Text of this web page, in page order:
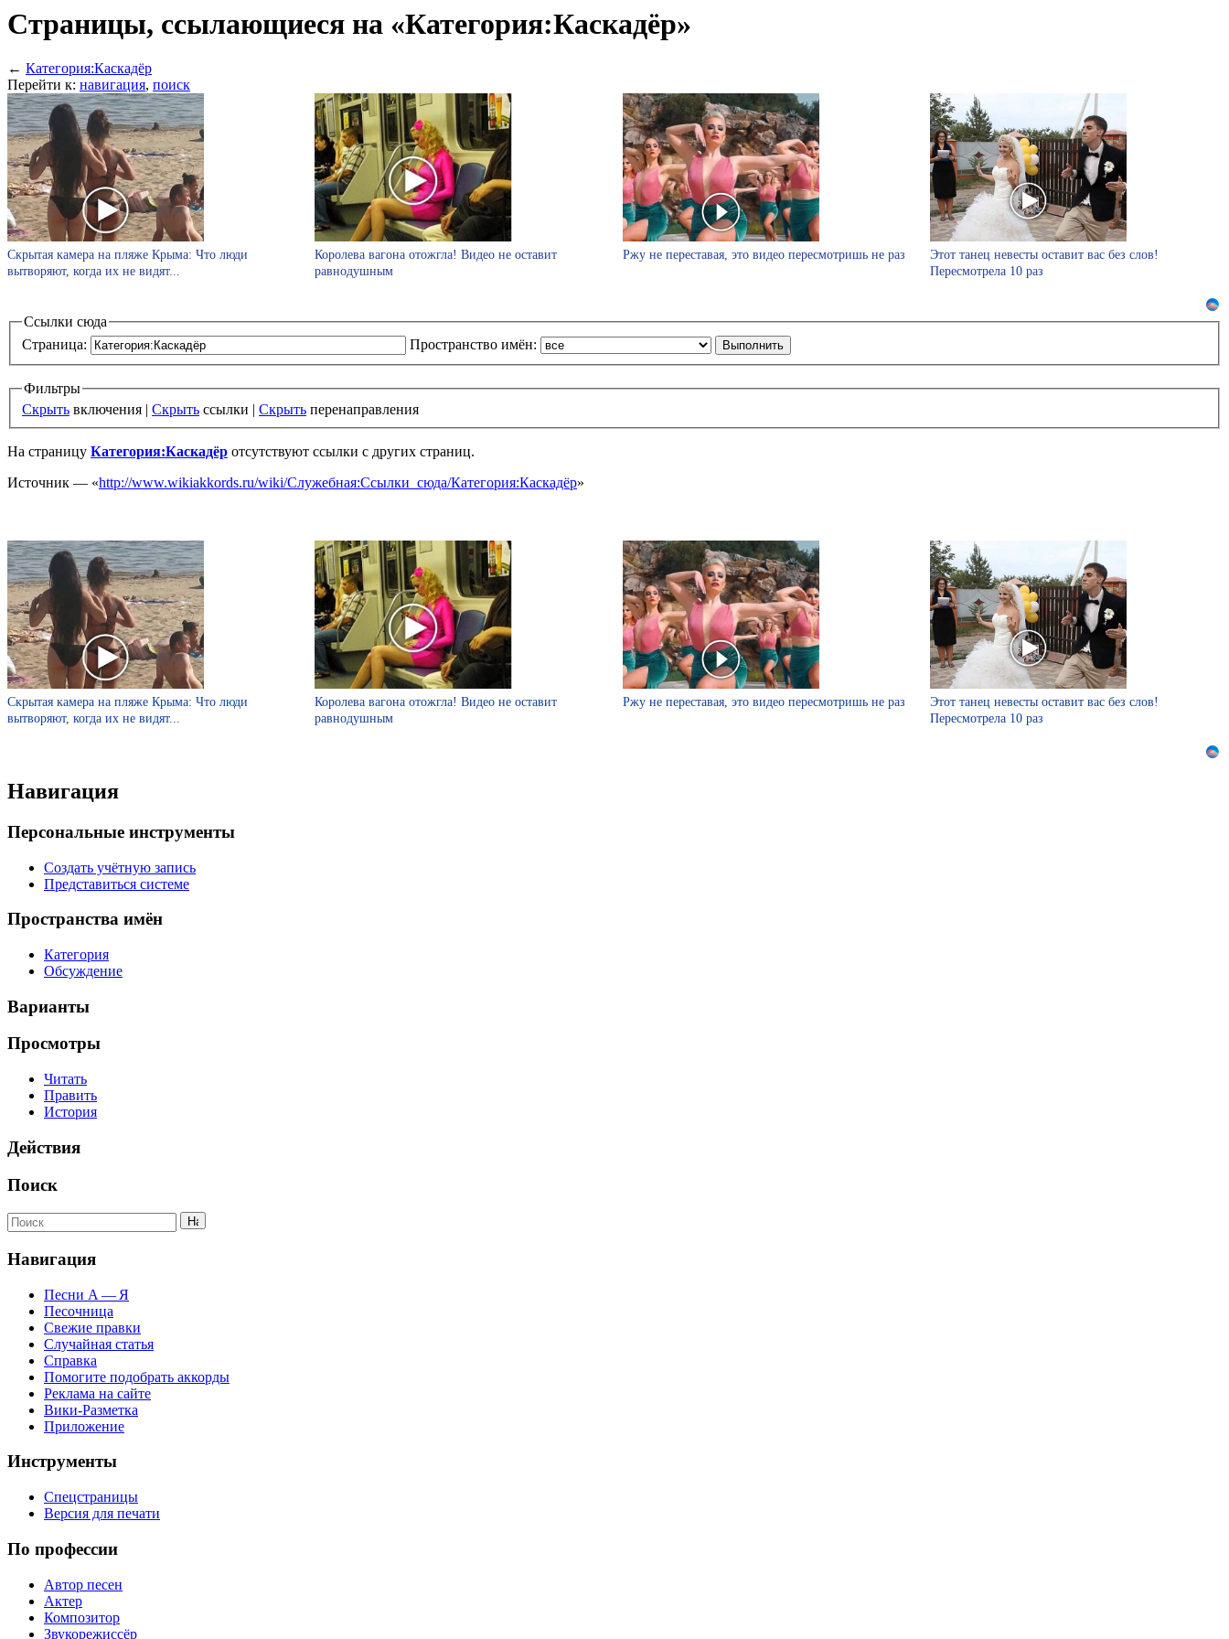
Страницы, ссылающиеся на «Категория:Каскадёр»
← Категория:Каскадёр
Перейти к: навигация, поиск
Скрытая камера на пляже Крыма: Что люди
вытворяют, когда их не видят...
Королева вагона отожгла! Видео не оставит
равнодушным
Ржу не переставая, это видео пересмотришь не раз
Этот танец невесты оставит вас без слов!
Пересмотрела 10 раз
Ссылки сюда
Страница:
Пространство имён:
Фильтры
Скрыть включения | Скрыть ссылки | Скрыть перенаправления
На страницу Категория:Каскадёр отсутствуют ссылки с других страниц.
Источник — «http://www.wikiakkords.ru/wiki/Служебная:Ссылки_сюда/Категория:Каскадёр»
Скрытая камера на пляже Крыма: Что люди
вытворяют, когда их не видят...
Королева вагона отожгла! Видео не оставит
равнодушным
Ржу не переставая, это видео пересмотришь не раз
Этот танец невесты оставит вас без слов!
Пересмотрела 10 раз
Навигация
Персональные инструменты
Создать учётную запись
Представиться системе
Пространства имён
Категория
Обсуждение
Варианты
Просмотры
Читать
Править
История
Действия
Поиск
Навигация
Песни А — Я
Песочница
Свежие правки
Случайная статья
Справка
Помогите подобрать аккорды
Реклама на сайте
Вики-Разметка
Приложение
Инструменты
Спецстраницы
Версия для печати
По профессии
Автор песен
Актер
Композитор
Звукорежиссёр